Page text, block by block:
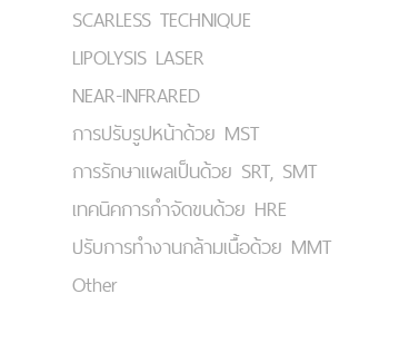
SCARLESS TECHNIQUE
LIPOLYSIS LASER
NEAR-INFRARED
การปรับรูปหน้าด้วย MST
การรักษาแผลเป็นด้วย SRT, SMT
เทคนิคการกำจัดขนด้วย HRE
ปรับการทำงานกล้ามเนื้อด้วย MMT
Other